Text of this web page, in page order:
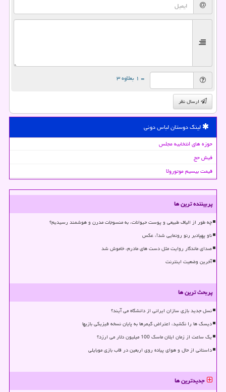
= ۱ بعلاوه ۳
ارسال نظر
لینک دوستان لباس دونی
حوزه های انتخابیه مجلس
فیش حج
قیمت بیسیم موتورولا
پربیننده ترین ها
چه طور از الیاف طبیعی و پوست حیوانات، به منسوجات مدرن و هوشمند رسیدیم؟
ناو پهپادبر رنو رونمایی شد!، عکس
صدای ماندگار روایت مثل دست های مادرم، خاموش شد
آخرین وضعیت اینترنت
پربحث ترین ها
نسل جدید بازی سازان ایرانی از دانشگاه می آیند؟
دیسک ها را نکشید، اعتراض گیمرها به پایان نسخه فیزیکی بازیها
یک ساعت از زمان ایلان ماسک 100 میلیون دلار می ارزد؟
داستانی از حال و هوای پیاده روی اربعین در قاب بازی موبایلی
جدیدترین ها